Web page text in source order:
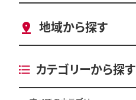
地域から探す
カテゴリーから探す